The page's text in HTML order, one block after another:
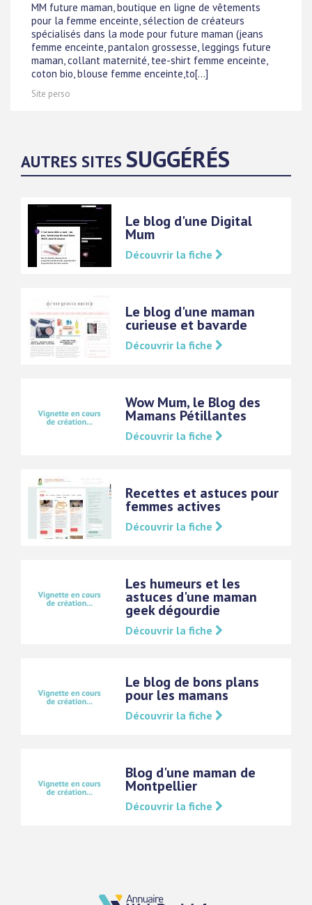
MM future maman, boutique en ligne de vêtements
pour la femme enceinte, sélection de créateurs
spécialisés dans la mode pour future maman (jeans
femme enceinte, pantalon grossesse, leggings future
maman, collant maternité, tee-shirt femme enceinte,
coton bio, blouse femme enceinte,to[...]
Site perso
AUTRES SITES SUGGÉRÉS
Le blog d'une Digital
Mum
Découvrir la fiche
Le blog d'une maman
curieuse et bavarde
Découvrir la fiche
Wow Mum, le Blog des
Mamans Pétillantes
Découvrir la fiche
Recettes et astuces pour
femmes actives
Découvrir la fiche
Les humeurs et les
astuces d'une maman
geek dégourdie
Découvrir la fiche
Le blog de bons plans
pour les mamans
Découvrir la fiche
Blog d'une maman de
Montpellier
Découvrir la fiche